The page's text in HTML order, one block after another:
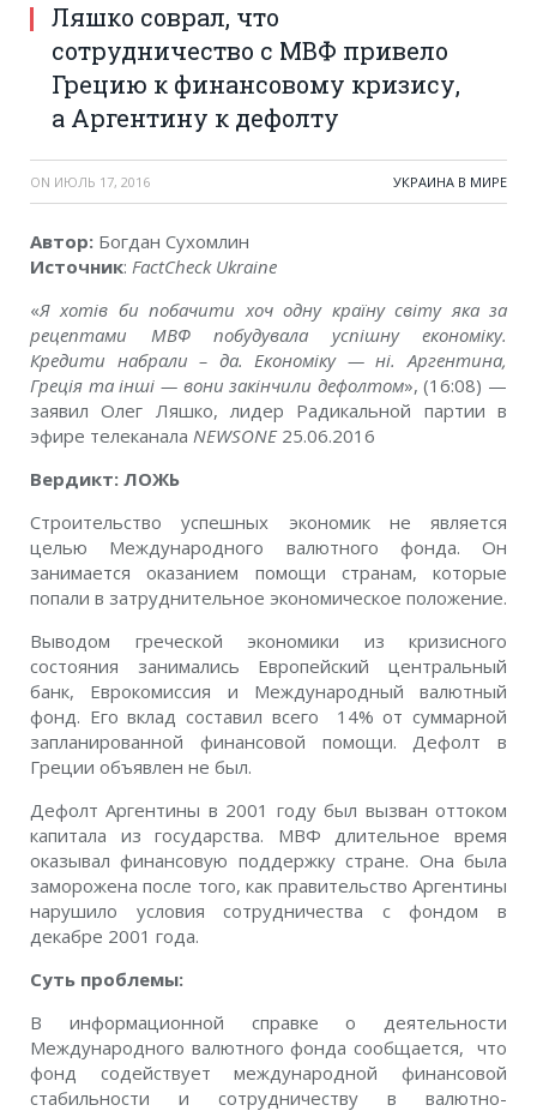
Ляшко соврал, что
сотрудничество с МВФ привело
Грецию к финансовому кризису,
а Аргентину к дефолту
ON ИЮЛЬ 17, 2016 УКРАИНА В МИРЕ
Автор: Богдан Сухомлин
Источник: FactCheck Ukraine
«Я хотів би побачити хоч одну країну світу яка за
рецептами МВФ побудувала успішну економіку.
Кредити набрали – да. Економіку — ні. Аргентина,
Греція та інші — вони закінчили дефолтом», (16:08) —
заявил Олег Ляшко, лидер Радикальной партии в
эфире телеканала NEWSONE25.06.2016
Вердикт: ЛОЖЬ
Строительство успешных экономик не является
целью Международного валютного фонда. Он
занимается оказанием помощи странам, которые
попали в затруднительное экономическое положение.
Выводом греческой экономики из кризисного
состояния занимались Европейский центральный
банк, Еврокомиссия и Международный валютный
фонд. Его вклад составил всего 14% от суммарной
запланированной финансовой помощи. Дефолт в
Греции объявлен не был.
Дефолт Аргентины в 2001 году был вызван оттоком
капитала из государства. МВФ длительное время
оказывал финансовую поддержку стране. Она была
заморожена после того, как правительство Аргентины
нарушило условия сотрудничества с фондом в
декабре 2001 года.
Суть проблемы:
В информационной справке о деятельности
Международного валютного фонда сообщается, что
фонд содействует международной финансовой
стабильности и сотрудничеству в валютно-